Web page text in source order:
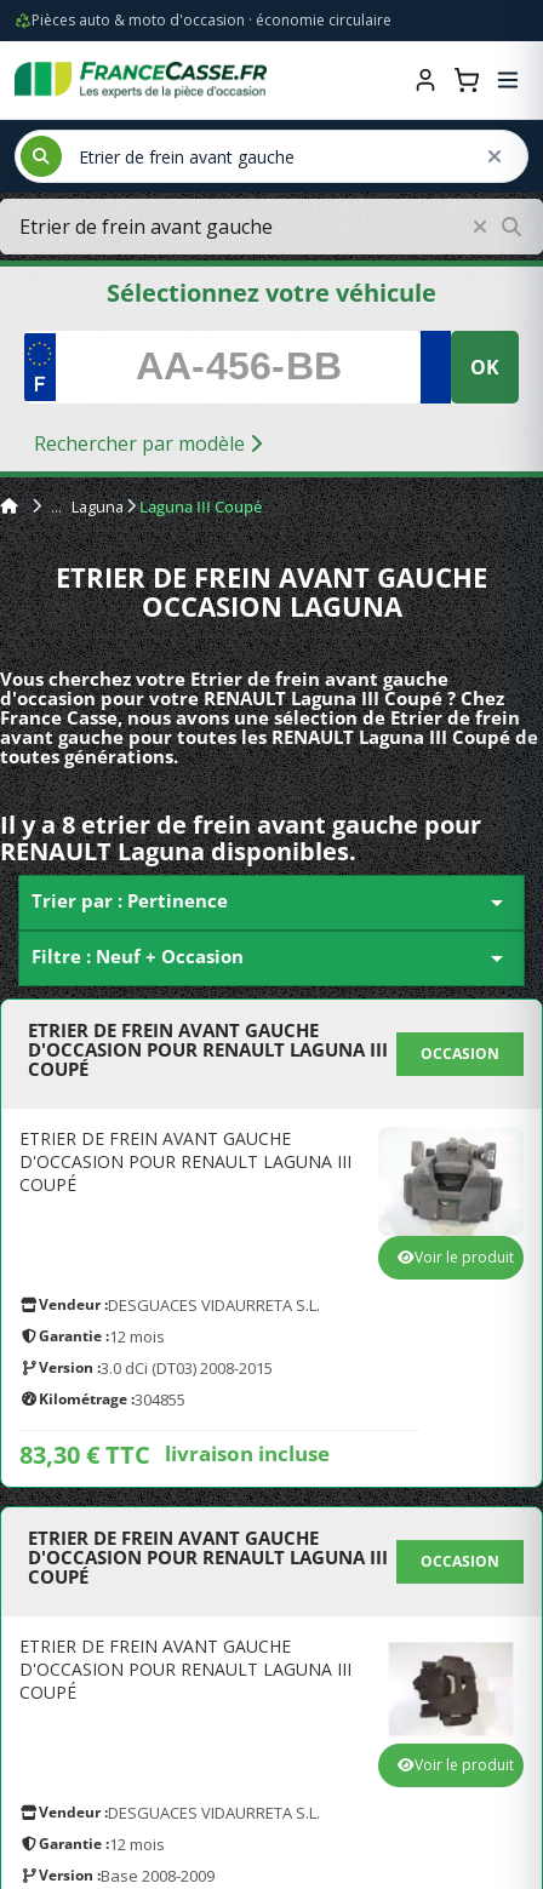
Pièces auto & moto d'occasion · économie circulaire
Sélectionnez votre véhicule
OK
Rechercher par modèle
Laguna Laguna III Coupé
ETRIER DE FREIN AVANT GAUCHE
OCCASION LAGUNA
Vous cherchez votre Etrier de frein avant gauche
d'occasion pour votre RENAULT Laguna III Coupé ? Chez
France Casse, nous avons une sélection de Etrier de frein
avant gauche pour toutes les RENAULT Laguna III Coupé de
toutes générations.
Il y a 8 etrier de frein avant gauche pour
RENAULT Laguna disponibles.
Trier par : Pertinence 
Filtre : Neuf + Occasion 
ETRIER DE FREIN AVANT GAUCHE
D'OCCASION POUR RENAULT LAGUNA III
COUPÉ
OCCASION
ETRIER DE FREIN AVANT GAUCHE
D'OCCASION POUR RENAULT LAGUNA III
COUPÉ
Vendeur :DESGUACES VIDAURRETA S.L.
Garantie :12 mois
Version :3.0 dCi (DT03) 2008-2015
Kilométrage :304855
83,30 € TTC livraison incluse
Voir le produit
ETRIER DE FREIN AVANT GAUCHE
D'OCCASION POUR RENAULT LAGUNA III
COUPÉ
OCCASION
ETRIER DE FREIN AVANT GAUCHE
D'OCCASION POUR RENAULT LAGUNA III
COUPÉ
Vendeur :DESGUACES VIDAURRETA S.L.
Garantie :12 mois
Version :Base 2008-2009
Voir le produit